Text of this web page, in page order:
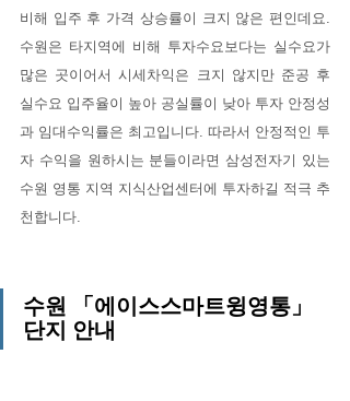
비해 입주 후 가격 상승률이 크지 않은 편인데요.
수원은 타지역에 비해 투자수요보다는 실수요가
많은 곳이어서 시세차익은 크지 않지만 준공 후
실수요 입주율이 높아 공실률이 낮아 투자 안정성
과 임대수익률은 최고입니다. 따라서 안정적인 투
자 수익을 원하시는 분들이라면 삼성전자기 있는
수원 영통 지역 지식산업센터에 투자하길 적극 추
천합니다.
수원 「에이스스마트윙영통」
단지 안내